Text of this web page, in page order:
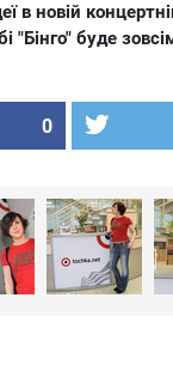
в новій
"Бінго" буде
0